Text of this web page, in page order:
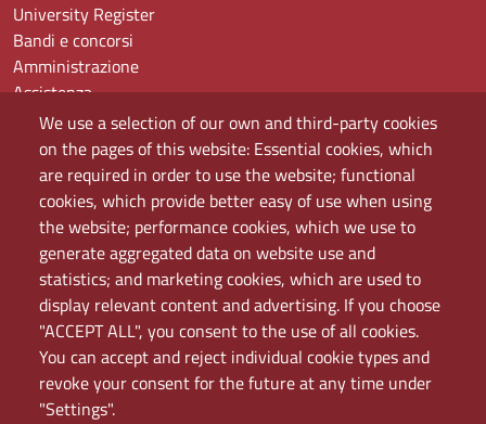
We use a selection of our own and third-party cookies
on the pages of this website: Essential cookies, which
are required in order to use the website; functional
cookies, which provide better easy of use when using
the website; performance cookies, which we use to
generate aggregated data on website use and
statistics; and marketing cookies, which are used to
display relevant content and advertising. If you choose
"ACCEPT ALL", you consent to the use of all cookies.
You can accept and reject individual cookie types and
revoke your consent for the future at any time under
"Settings".
University Register
Bandi e concorsi
Amministrazione
Assistenza
Domande frequenti (FAQ)
Elenco dei siti tematici
Mappa del sito
PEC
Rete Wi-Fi Eduroam
Servizio Proxy
Guida all’uso del portale